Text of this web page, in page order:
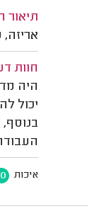
תיאור
אריזה,
חוות
היה
יכול
בנוסף,
איכות